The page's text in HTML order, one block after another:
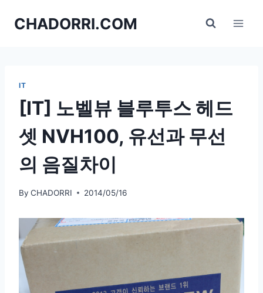
CHADORRI.COM
IT
[IT] 노벨뷰 블루투스 헤드
셋 NVH100, 유선과 무선
의 음질차이
By CHADORRI 2014/05/16